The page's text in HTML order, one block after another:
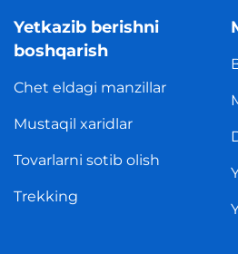
Yetkazib berishni
boshqarish
Chet eldagi manzillar
Mustaqil xaridlar
Tovarlarni sotib olish
Trekking